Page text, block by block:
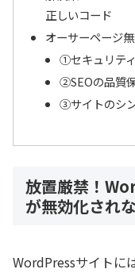
正しいコード
オーサーページ
①セキュリテ
②SEOの品質
③サイトのシ
放置厳禁！
が無効化され
WordPressサイトに